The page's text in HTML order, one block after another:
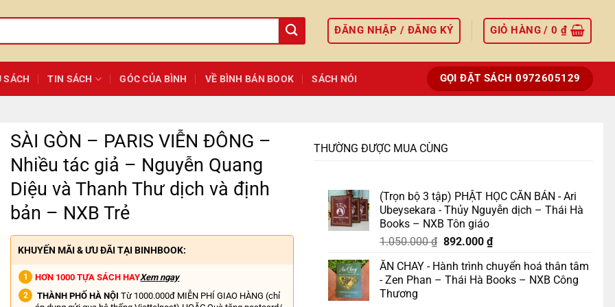
ĐĂNG NHẬP / ĐĂNG KÝ GIỎ HÀNG /0₫
SÁCH TIN SÁCH GÓC CỦA BÌNH VỀ BÌNH BÁN BOOK SÁCH NÓI GỌI ĐẶT SÁCH 0972605129
SÀI GÒN – PARIS VIỄN ĐÔNG –
Nhiều tác giả – Nguyễn Quang
Diệu và Thanh Thư dịch và định
bản – NXB Trẻ
KHUYẾN MÃI & ƯU ĐÃI TẠI BINHBOOK:
HƠN 1000 TỰA SÁCH HAYXem ngay
THÀNH PHỐ HÀ NỘI Từ 1000.000đ MIỄN PHÍ GIAO HÀNG (chỉ
THƯỜNG ĐƯỢC MUA CÙNG
(Trọn bộ 3 tập) PHẬT HỌC CĂN BẢN - Ari
Ubeysekara - Thủy Nguyễn dịch – Thái Hà
Books – NXB Tôn giáo
1.050.000₫ Giá
là:
1.050.000 ₫.
892.000 ₫Giá
tại
là:
ĂN CHAY - Hành trình chuyển hoá thân tâm
- Zen Phan – Thái Hà Books – NXB Công
Thương